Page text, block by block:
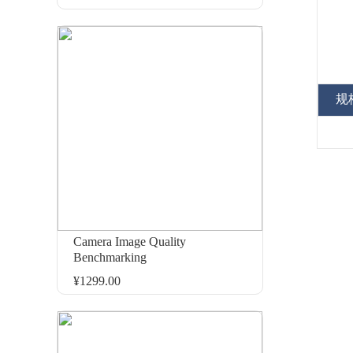
Camera Image Quality
Benchmarking
¥1299.00
规